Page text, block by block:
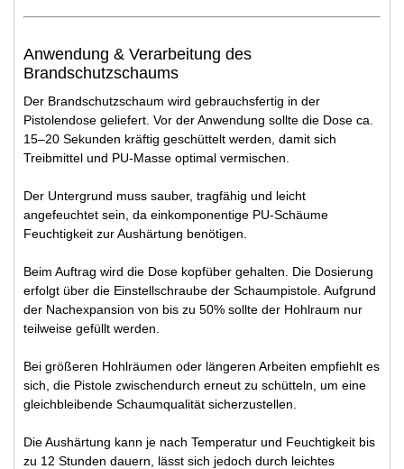
Anwendung & Verarbeitung des
Brandschutzschaums
Der Brandschutzschaum wird gebrauchsfertig in der
Pistolendose geliefert. Vor der Anwendung sollte die Dose ca.
15–20 Sekunden kräftig geschüttelt werden, damit sich
Treibmittel und PU-Masse optimal vermischen.
Der Untergrund muss sauber, tragfähig und leicht
angefeuchtet sein, da einkomponentige PU-Schäume
Feuchtigkeit zur Aushärtung benötigen.
Beim Auftrag wird die Dose kopfüber gehalten. Die Dosierung
erfolgt über die Einstellschraube der Schaumpistole. Aufgrund
der Nachexpansion von bis zu 50% sollte der Hohlraum nur
teilweise gefüllt werden.
Bei größeren Hohlräumen oder längeren Arbeiten empfiehlt es
sich, die Pistole zwischendurch erneut zu schütteln, um eine
gleichbleibende Schaumqualität sicherzustellen.
Die Aushärtung kann je nach Temperatur und Feuchtigkeit bis
zu 12 Stunden dauern, lässt sich jedoch durch leichtes